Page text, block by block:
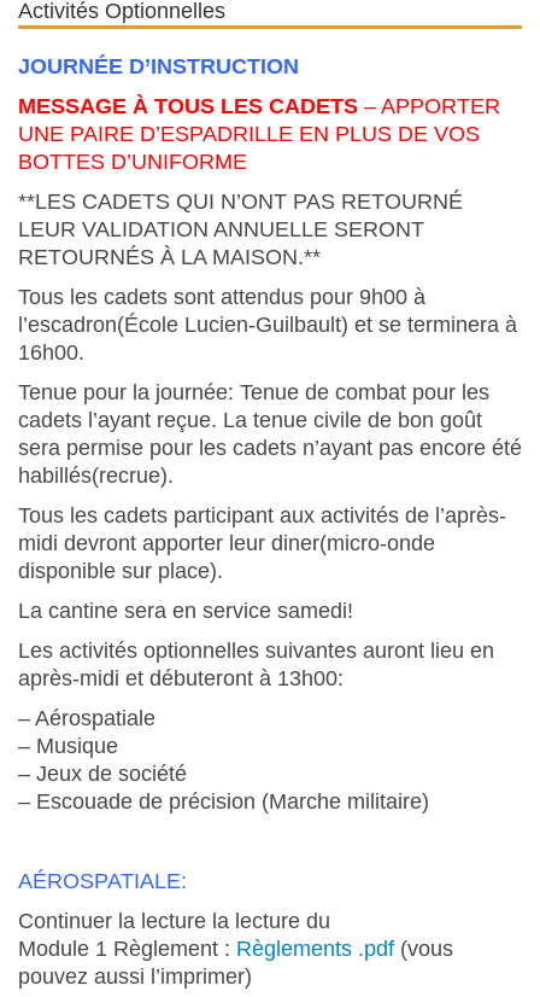
Activités Optionnelles
JOURNÉE D’INSTRUCTION
MESSAGE À TOUS LES CADETS – APPORTER
UNE PAIRE D’ESPADRILLE EN PLUS DE VOS
BOTTES D’UNIFORME
**LES CADETS QUI N’ONT PAS RETOURNÉ
LEUR VALIDATION ANNUELLE SERONT
RETOURNÉS À LA MAISON.**
Tous les cadets sont attendus pour 9h00 à
l’escadron(École Lucien-Guilbault) et se terminera à
16h00.
Tenue pour la journée: Tenue de combat pour les
cadets l’ayant reçue. La tenue civile de bon goût
sera permise pour les cadets n’ayant pas encore été
habillés(recrue).
Tous les cadets participant aux activités de l’après-
midi devront apporter leur diner(micro-onde
disponible sur place).
La cantine sera en service samedi!
Les activités optionnelles suivantes auront lieu en
après-midi et débuteront à 13h00:
– Aérospatiale
– Musique
– Jeux de société
– Escouade de précision (Marche militaire)
AÉROSPATIALE:
Continuer la lecture la lecture du
Module 1 Règlement : Règlements .pdf (vous
pouvez aussi l’imprimer)